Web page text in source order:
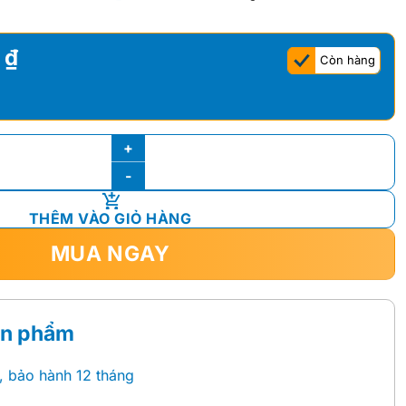
₫
Còn hàng
60S số lượng
THÊM VÀO GIỎ HÀNG
MUA NGAY
phẩm
bảo hành 12 tháng